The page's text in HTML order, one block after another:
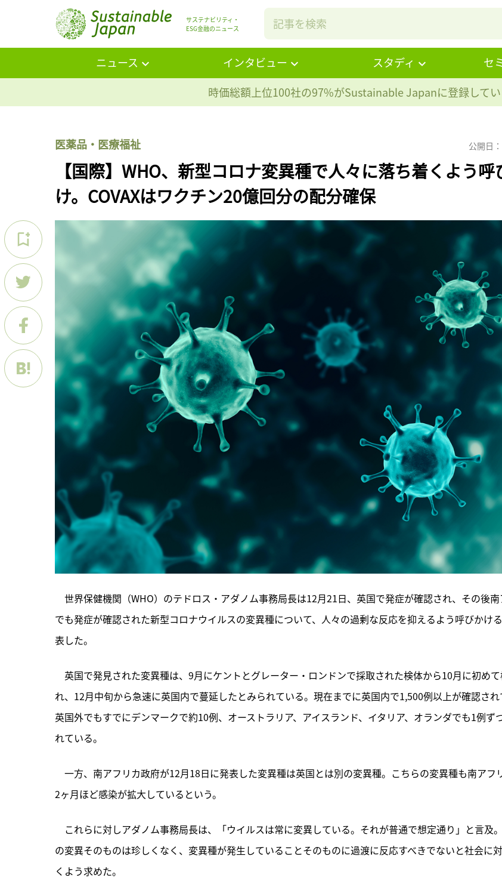
サステナビリティ・
ESG金融のニュース
ニュース インタビュー スタディ セ
時価総額上位100社の97%がSustainable Japanに登録して
医薬品・医療福祉 公開日
【国際】WHO、新型コロナ変異種で人々に落ち着くよう呼
け。COVAXはワクチン20億回分の配分確保
世界保健機関（WHO）のテドロス・アダノム事務局長は12月21日、英国で発症が確認され、その後南
でも発症が確認された新型コロナウイルスの変異種について、人々の過剰な反応を抑えるよう呼びかけ
表した。
英国で発見された変異種は、9月にケントとグレーター・ロンドンで採取された検体から10月に初めて
れ、12月中旬から急速に英国内で蔓延したとみられている。現在までに英国内で1,500例以上が確認され
英国外でもすでにデンマークで約10例、オーストラリア、アイスランド、イタリア、オランダでも1例ず
れている。
一方、南アフリカ政府が12月18日に発表した変異種は英国とは別の変異種。こちらの変異種も南アフ
2ヶ月ほど感染が拡大しているという。
これらに対しアダノム事務局長は、「ウイルスは常に変異している。それが普通で想定通り」と言及
の変異そのものは珍しくなく、変異種が発生していることそのものに過渡に反応すべきでないと社会に
くよう求めた。